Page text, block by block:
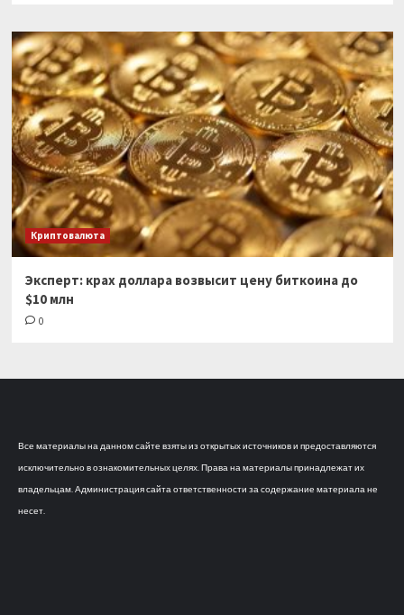
Криптовалюта
Эксперт: крах доллара возвысит цену биткоина до
$10 млн
0
Все материалы на данном сайте взяты из открытых источников и предоставляются
исключительно в ознакомительных целях. Права на материалы принадлежат их
владельцам. Администрация сайта ответственности за содержание материала не
несет.